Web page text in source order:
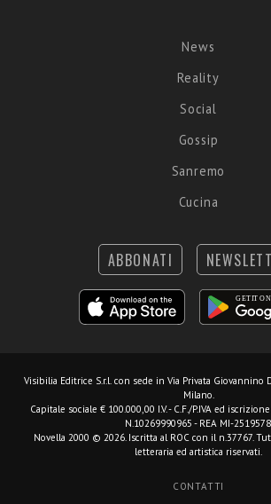
News
Reality
Social
Gossip
Sanremo
Cucina
ABBONATI
Visibilia Editrice S.r.l. con sede in Via Privata Giovannino
Milano.
Capitale sociale € 100.000,00 I.V. - C.F./P.IVA ed
N.10269990965 - REA MI-
Novella 2000 © 2026. Iscritta al ROC con il n.37767.
letteraria ed artistica riservati.
CONTATTI